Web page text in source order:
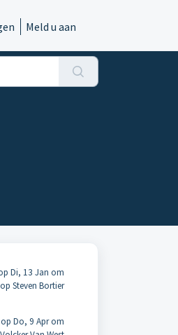
Meld u aan
Di, 13 Jan om
Steven Bortier
Do, 9 Apr om